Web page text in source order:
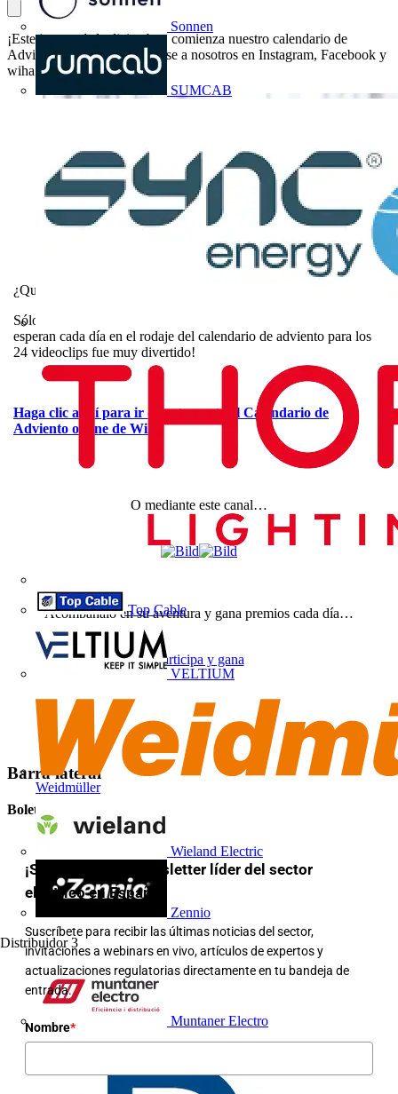
Sonnen
SUMCAB
Top Cable
VELTIUM
Weidmüller
Wieland Electric
Zennio
Distribuidor 3
Muntaner Electro
¡Este jueves, 1 de diciembre, comienza nuestro calendario de
Adviento online! Puede unirse a nosotros en Instagram, Facebook y
wiha.com.
¿Qué hay detrás? No lo revelaremos todavía, por supuesto.
Sólo hay que decir esto: ¡Premios de herramientas geniales te
esperan cada día en el rodaje del calendario de adviento para los
24 videoclips fue muy divertido!
Haga clic aquí para ir directamente al Calendario de
Adviento online de Wiha
O mediante este canal…
Acompáñalo en su aventura y gana premios cada día…
Participa y gana
Barra lateral
Boletín informativo
¡Suscríbete a la newsletter líder del sector
eléctrico en España!
Suscríbete para recibir las últimas noticias del sector,
invitaciones a webinars en vivo, artículos de expertos y
actualizaciones regulatorias directamente en tu bandeja de
entrada.
Nombre*